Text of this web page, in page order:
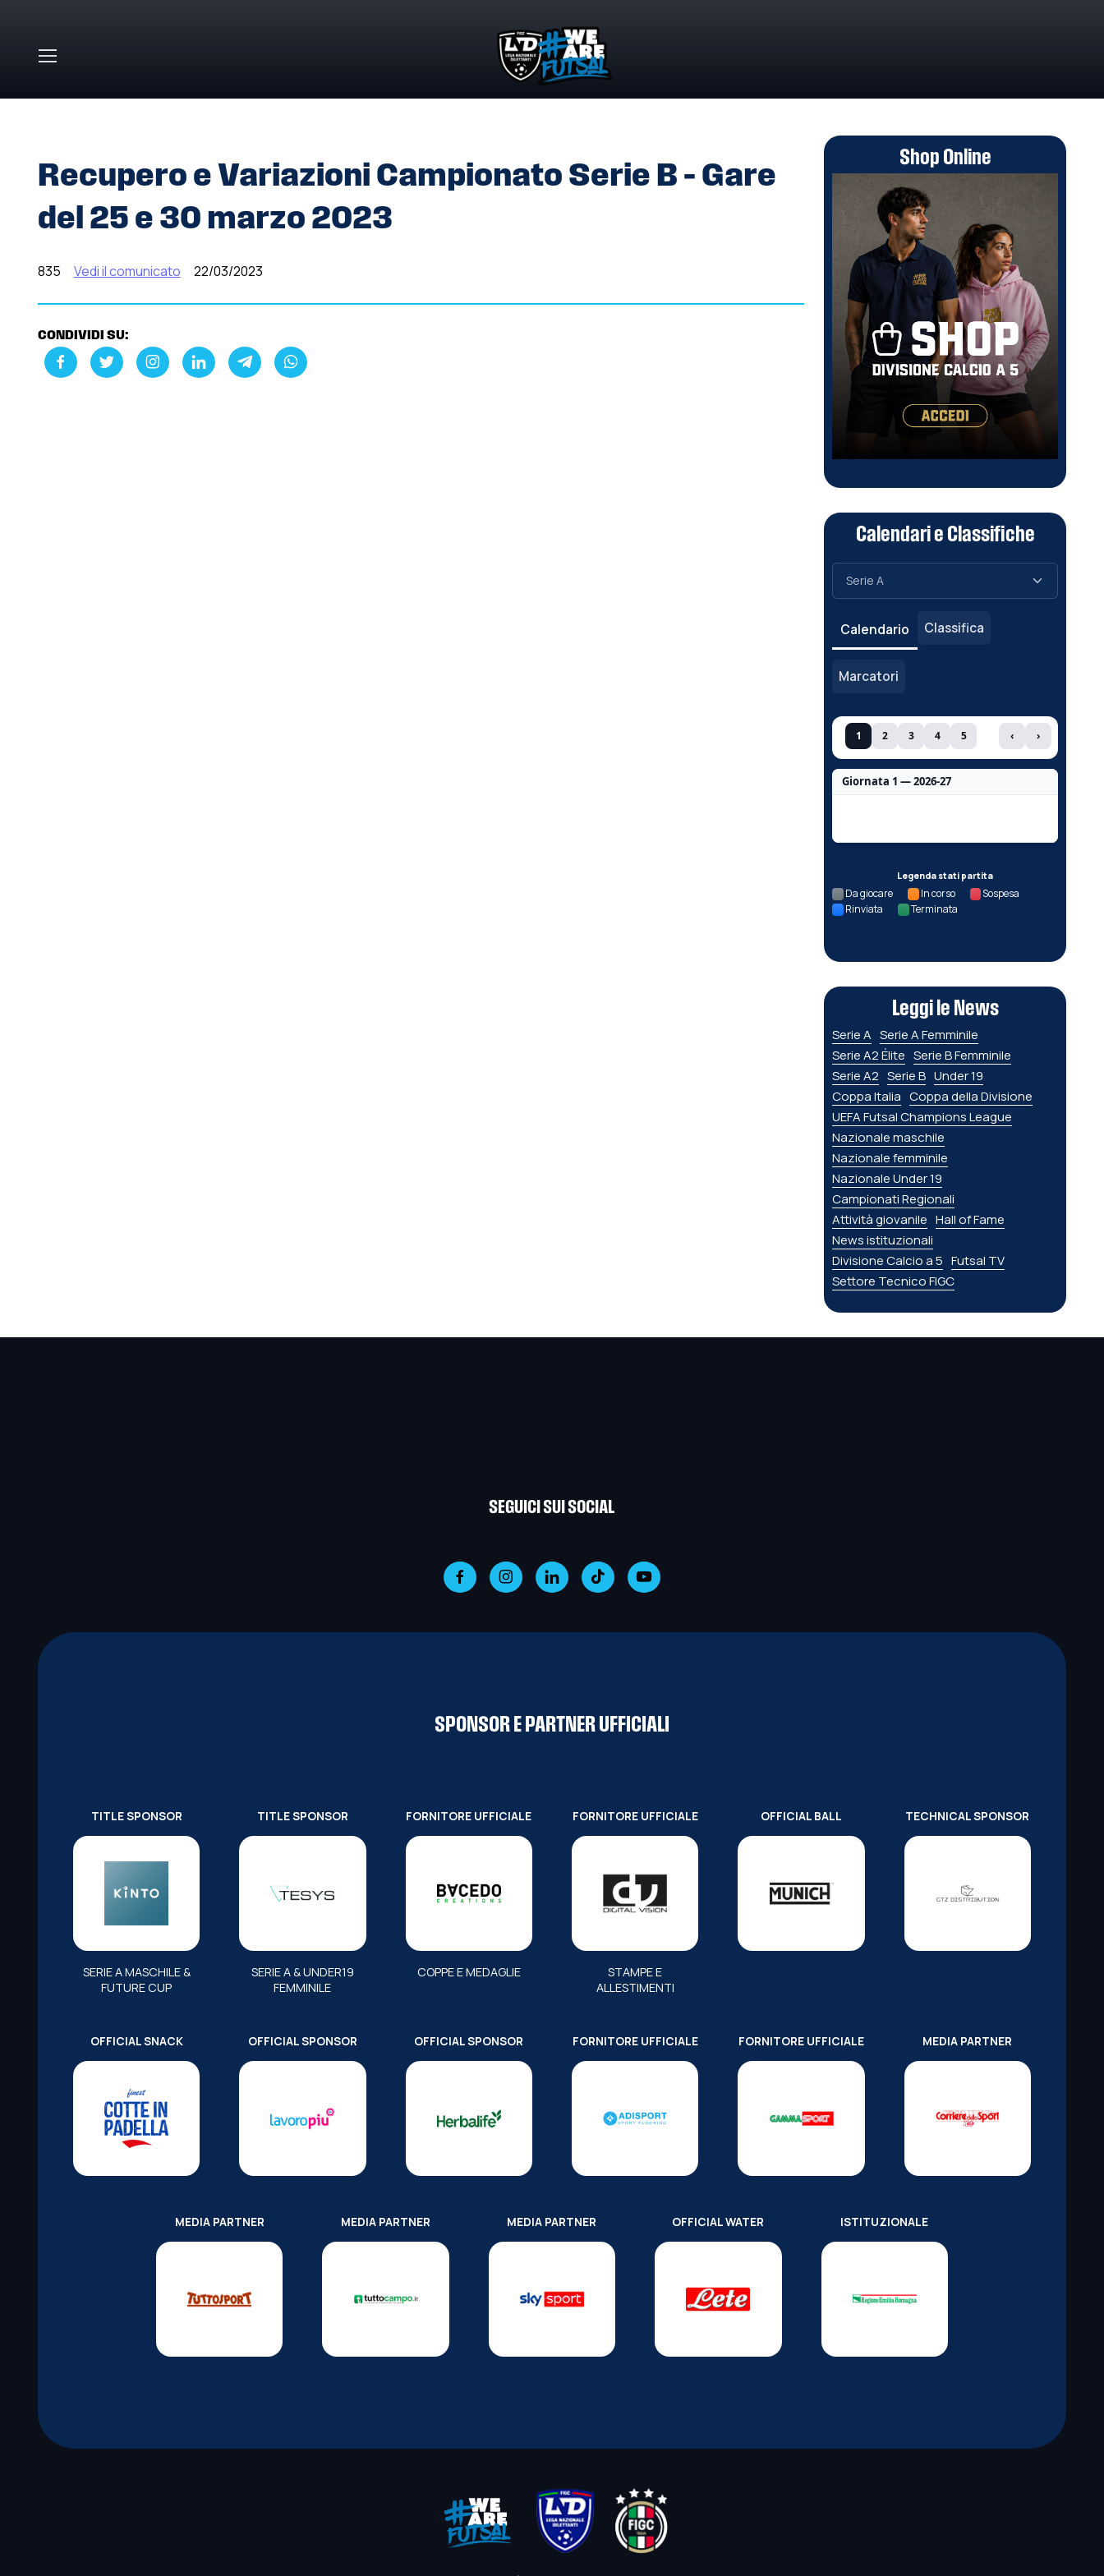
Recupero e Variazioni Campionato Serie B – Gare
del 25 e 30 marzo 2023
835 Vedi il comunicato 22/03/2023
CONDIVIDI SU:
Shop Online
Calendari e Classifiche
Calendario Classifica
Marcatori
1 2 3 4 5 ‹ ›
Giornata 1 — 2026-27
Legenda stati partita
Da giocare In corso
Sospesa
Rinviata
Terminata
Leggi le News
Serie A Serie A Femminile
Serie A2 Élite Serie B Femminile
Serie A2 Serie B Under 19
Coppa Italia Coppa della Divisione
UEFA Futsal Champions League
Nazionale maschile
Nazionale femminile
Nazionale Under 19
Campionati Regionali
Attività giovanile Hall of Fame
News istituzionali
Divisione Calcio a 5 Futsal TV
Settore Tecnico FIGC
SEGUICI SUI SOCIAL
SPONSOR E PARTNER UFFICIALI
TITLE SPONSOR
SERIE A MASCHILE &
FUTURE CUP
TITLE SPONSOR
SERIE A & UNDER19
FEMMINILE
FORNITORE UFFICIALE
COPPE E MEDAGLIE
FORNITORE UFFICIALE
STAMPE E
ALLESTIMENTI
OFFICIAL BALL TECHNICAL SPONSOR
OFFICIAL SNACK OFFICIAL SPONSOR OFFICIAL SPONSOR FORNITORE UFFICIALE FORNITORE UFFICIALE MEDIA PARTNER
MEDIA PARTNER MEDIA PARTNER MEDIA PARTNER OFFICIAL WATER ISTITUZIONALE